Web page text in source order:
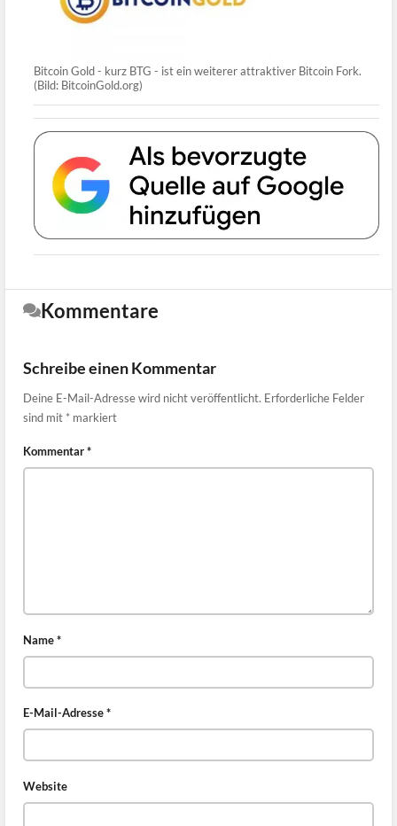
Bitcoin Gold - kurz BTG - ist ein weiterer attraktiver Bitcoin Fork.
(Bild: BitcoinGold.org)
Kommentare
Schreibe einen Kommentar
Deine E-Mail-Adresse wird nicht veröffentlicht. Erforderliche Felder
sind mit * markiert
Kommentar*
Name*
E-Mail-Adresse*
Website